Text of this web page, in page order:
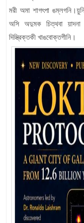
মরী অমা শাগৎপা
অসি অদুমক চিত্থবা য়াদনা
দিস্ত্রিক্তকী খাঙবোক্তগীনি।